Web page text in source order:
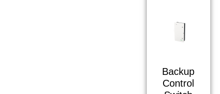
Backup
Control